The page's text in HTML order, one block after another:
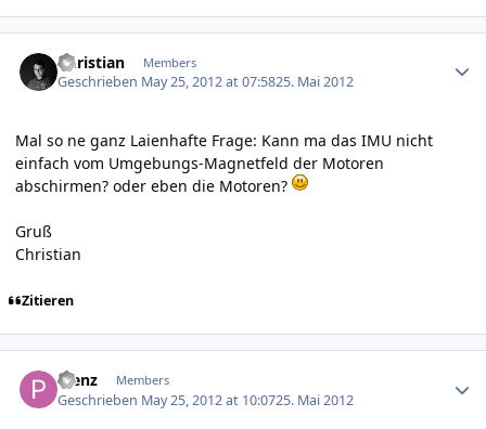
Christian Members
Geschrieben May 25, 2012 at 07:5825. Mai 2012
Mal so ne ganz Laienhafte Frage: Kann ma das IMU nicht
einfach vom Umgebungs-Magnetfeld der Motoren
abschirmen? oder eben die Motoren?
Gruß
Christian
Zitieren
Plenz Members
Geschrieben May 25, 2012 at 10:0725. Mai 2012